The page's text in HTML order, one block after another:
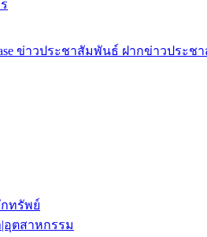
ข่าวประชาสัมพันธ์ ฝากข่าวประ
ทรัพย์
ตสาหกรรม